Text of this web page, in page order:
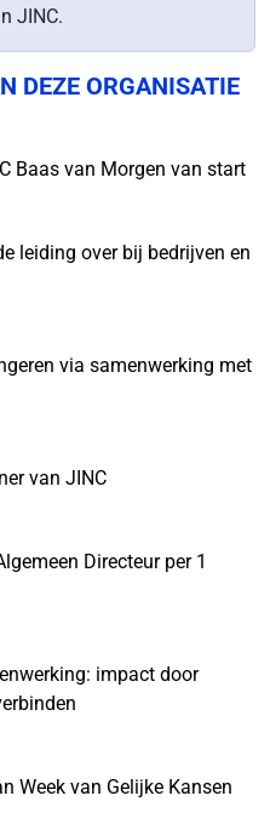
JINC.
DEZE ORGANISATIE
Baas van Morgen van start
leiding over bij bedrijven en
via samenwerking met
van JINC
Directeur per 1
impact door
Week van Gelijke Kansen